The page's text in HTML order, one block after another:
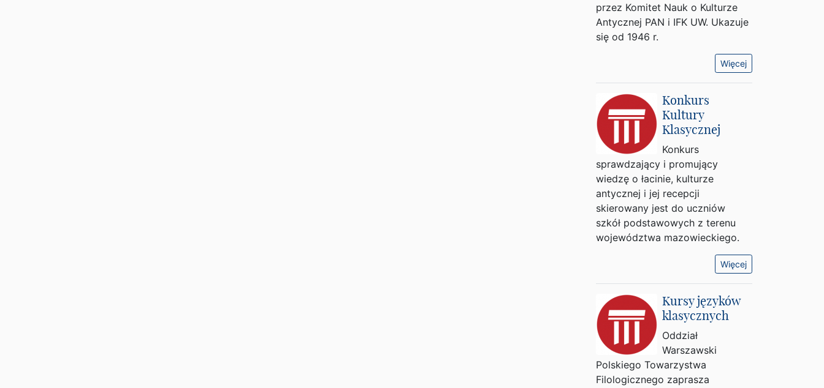
przez Komitet Nauk o Kulturze
Antycznej PAN i IFK UW. Ukazuje
się od 1946 r.
Więcej
Konkurs
Kultury
Klasycznej
Konkurs
sprawdzający i promujący
wiedzę o łacinie, kulturze
antycznej i jej recepcji
skierowany jest do uczniów
szkół podstawowych z terenu
województwa mazowieckiego.
Więcej
Kursy języków
klasycznych
Oddział
Warszawski
Polskiego Towarzystwa
Filologicznego zaprasza